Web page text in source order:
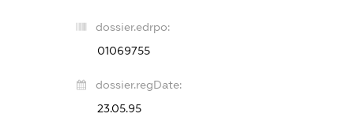
dossier.edrpo:
01069755
dossier.regDate:
23.05.95